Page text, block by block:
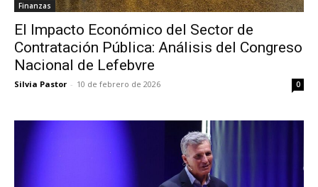
Finanzas
El Impacto Económico del Sector de
Contratación Pública: Análisis del Congreso
Nacional de Lefebvre
Silvia Pastor - 10 de febrero de 2026 0